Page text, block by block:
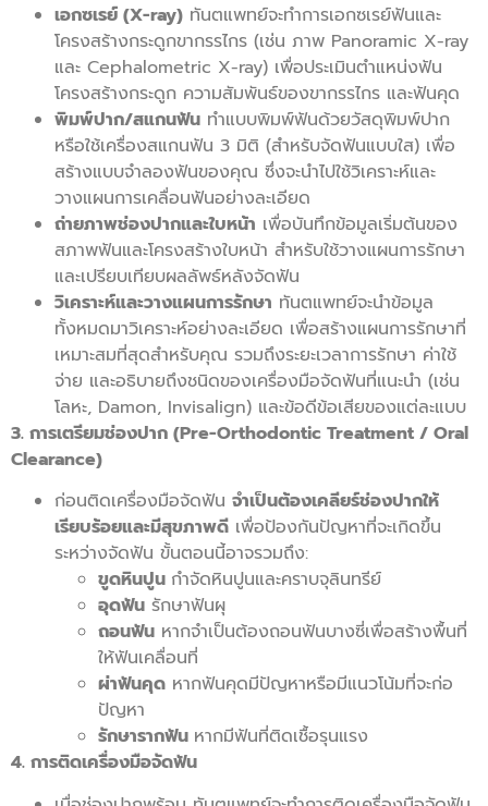
เอกซเรย์ (X-ray) ทันตแพทย์จะทำการเอกซเรย์ฟันและ
โครงสร้างกระดูกขากรรไกร (เช่น ภาพ Panoramic X-ray
และ Cephalometric X-ray) เพื่อประเมินตำแหน่งฟัน
โครงสร้างกระดูก ความสัมพันธ์ของขากรรไกร และฟันคุด
พิมพ์ปาก/สแกนฟัน ทำแบบพิมพ์ฟันด้วยวัสดุพิมพ์ปาก
หรือใช้เครื่องสแกนฟัน 3 มิติ (สำหรับจัดฟันแบบใส) เพื่อ
สร้างแบบจำลองฟันของคุณ ซึ่งจะนำไปใช้วิเคราะห์และ
วางแผนการเคลื่อนฟันอย่างละเอียด
ถ่ายภาพช่องปากและใบหน้า เพื่อบันทึกข้อมูลเริ่มต้นของ
สภาพฟันและโครงสร้างใบหน้า สำหรับใช้วางแผนการรักษา
และเปรียบเทียบผลลัพธ์หลังจัดฟัน
วิเคราะห์และวางแผนการรักษา ทันตแพทย์จะนำข้อมูล
ทั้งหมดมาวิเคราะห์อย่างละเอียด เพื่อสร้างแผนการรักษาที่
เหมาะสมที่สุดสำหรับคุณ รวมถึงระยะเวลาการรักษา ค่าใช้
จ่าย และอธิบายถึงชนิดของเครื่องมือจัดฟันที่แนะนำ (เช่น
โลหะ, Damon, Invisalign) และข้อดีข้อเสียของแต่ละแบบ
3. การเตรียมช่องปาก (Pre-Orthodontic Treatment / Oral
Clearance)
ก่อนติดเครื่องมือจัดฟัน จำเป็นต้องเคลียร์ช่องปากให้
เรียบร้อยและมีสุขภาพดี เพื่อป้องกันปัญหาที่จะเกิดขึ้น
ระหว่างจัดฟัน ขั้นตอนนี้อาจรวมถึง:
ขูดหินปูน กำจัดหินปูนและคราบจุลินทรีย์
อุดฟัน รักษาฟันผุ
ถอนฟัน หากจำเป็นต้องถอนฟันบางซี่เพื่อสร้างพื้นที่
ให้ฟันเคลื่อนที่
ผ่าฟันคุด หากฟันคุดมีปัญหาหรือมีแนวโน้มที่จะก่อ
ปัญหา
รักษารากฟัน หากมีฟันที่ติดเชื้อรุนแรง
4. การติดเครื่องมือจัดฟัน